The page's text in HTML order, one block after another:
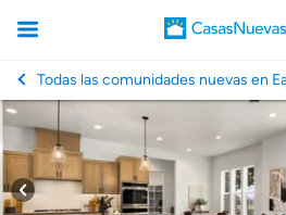
Todas las comunidades nuevas en